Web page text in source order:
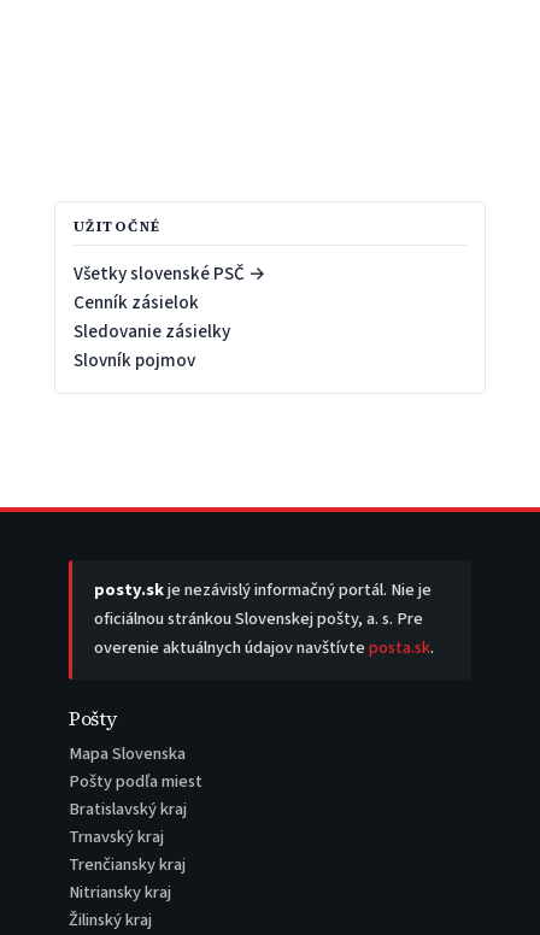
UŽITOČNÉ
Všetky slovenské PSČ →
Cenník zásielok
Sledovanie zásielky
Slovník pojmov
posty.skje nezávislý informačný portál. Nie je
oficiálnou stránkou Slovenskej pošty, a. s. Pre
overenie aktuálnych údajov navštívteposta.sk.
Pošty
Mapa Slovenska
Pošty podľa miest
Bratislavský kraj
Trnavský kraj
Trenčiansky kraj
Nitriansky kraj
Žilinský kraj